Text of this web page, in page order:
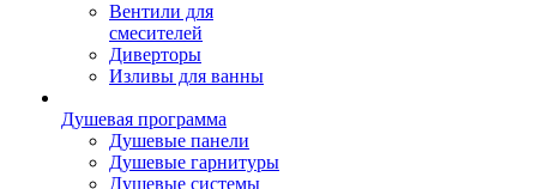
Вентили для
смесителей
Диверторы
Изливы для ванны
Душевая программа
Душевые панели
Душевые гарнитуры
Душевые системы